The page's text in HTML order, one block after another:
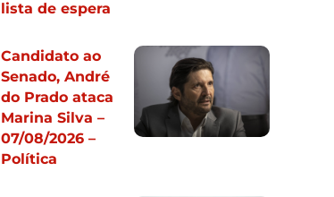
lista de espera
Candidato ao
Senado, André
do Prado ataca
Marina Silva –
07/08/2026 –
Política